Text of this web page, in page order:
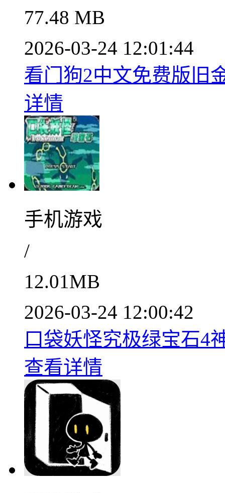
77.48 MB
2026-03-24 12:01:44
看门狗2中文免费版旧
详情
手机游戏
/
12.01MB
2026-03-24 12:00:42
口袋妖怪究极绿宝石4
查看详情